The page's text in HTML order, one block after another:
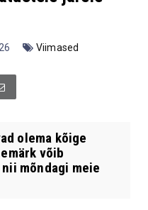
Viimased
olema kõige
võib
mõndagi meie